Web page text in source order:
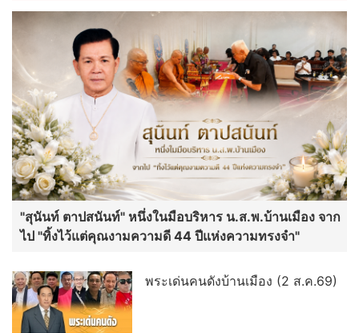
"สุนันท์ ตาปสนันท์" หนึ่งในมือบริหาร น.ส.พ.บ้านเมือง จาก
ไป "ทิ้งไว้แต่คุณงามความดี 44 ปีแห่งความทรงจำ"
พระเด่นคนดังบ้านเมือง (2 ส.ค.69)